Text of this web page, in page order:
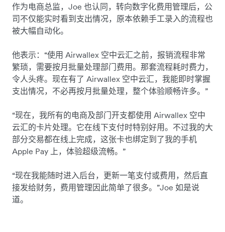
作为电商总监，Joe 也认同，转向数字化费用管理后，公
司不仅能实时看到支出情况，原本依赖手工录入的流程也
被大幅自动化。
他表示：“使用 Airwallex 空中云汇之前，报销流程非常
繁琐，需要按月批量处理部门费用。那套流程耗时费力，
令人头疼。现在有了 Airwallex 空中云汇，我能即时掌握
支出情况，不必再按月批量处理，整个体验顺畅许多。”
“现在，我所有的电商及部门开支都使用 Airwallex 空中
云汇的卡片处理。它在线下支付时特别好用。不过我的大
部分交易都在线上完成，这张卡也绑定到了我的手机
Apple Pay 上，体验超级流畅。”
“现在我能随时进入后台，更新一笔支付或费用，然后直
接发给财务，费用管理因此简单了很多。”Joe 如是说
道。